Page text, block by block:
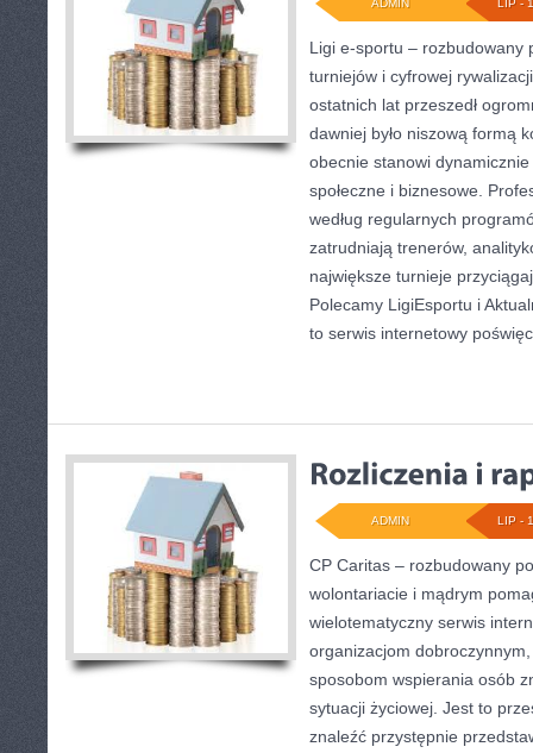
LIP -
ADMIN
Ligi e-sportu – rozbudowany
turniejów i cyfrowej
ostatnich lat przeszedł
dawniej było niszową formą
obecnie stanowi
społeczne i biznesowe.
według regularnych
zatrudniają trenerów,
największe turnieje
Polecamy LigiEsportu i
to serwis internetowy
LIP -
ADMIN
CP Caritas – rozbudowany
wolontariacie i mądrym
wielotematyczny serwis
organizacjom
sposobom wspierania osób
sytuacji życiowej. Jest to
znaleźć przystępnie